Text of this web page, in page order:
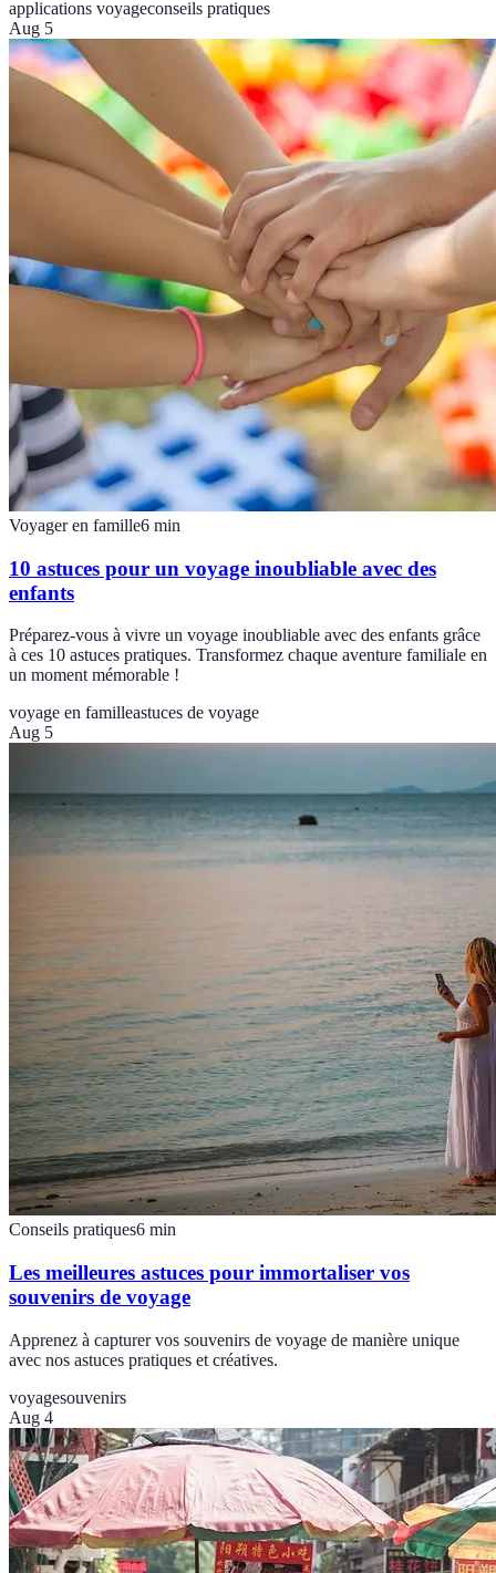
applications voyageconseils pratiques
Aug 5
Voyager en famille6 min
10 astuces pour un voyage inoubliable avec des
enfants
Préparez-vous à vivre un voyage inoubliable avec des enfants grâce
à ces 10 astuces pratiques. Transformez chaque aventure familiale en
un moment mémorable !
voyage en familleastuces de voyage
Aug 5
Conseils pratiques6 min
Les meilleures astuces pour immortaliser vos
souvenirs de voyage
Apprenez à capturer vos souvenirs de voyage de manière unique
avec nos astuces pratiques et créatives.
voyagesouvenirs
Aug 4